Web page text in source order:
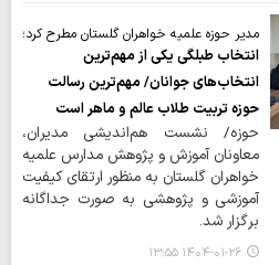
مدیر حوزه علمیه خواهران گلستان مطرح کرد؛
انتخاب طبلگی یکی از مهم‌ترین
انتخاب‌های جوانان/ مهم‌ترین رسالت
حوزه‌ تربیت طلاب عالم و ماهر است
حوزه/ نشست هم‌اندیشی مدیران،
معاونان آموزش و پژوهش مدارس علمیه
خواهران گلستان به منظور ارتقای کیفیت
آموزشی و پژوهشی به صورت جداگانه
برگزار شد.
۱۴۰۴-۰۱-۲۶ ۱۳:۵۵